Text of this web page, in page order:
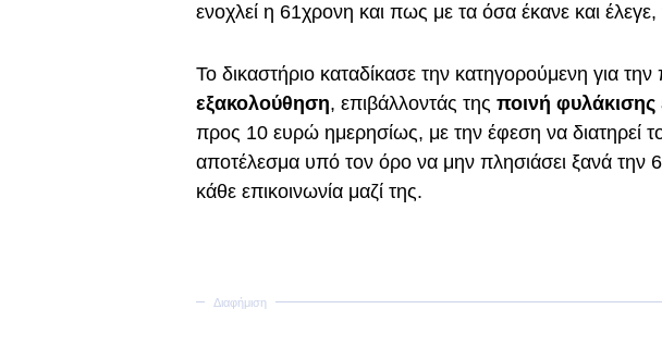
ενοχλεί η 61χρονη και πως με τα όσα έκανε και έλεγε,
Το δικαστήριο καταδίκασε την κατηγορούμενη για
εξακολούθηση, επιβάλλοντάς της ποινή φυλάκισης
προς 10 ευρώ ημερησίως, με την έφεση να διατηρεί
αποτέλεσμα υπό τον όρο να μην πλησιάσει ξανά την
κάθε επικοινωνία μαζί της.